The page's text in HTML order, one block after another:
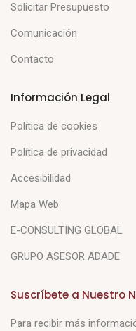
Solicitar Presupuesto
Comunicación
Contacto
Información Legal
Política de cookies
Política de privacidad
Accesibilidad
Mapa Web
E-CONSULTING GLOBAL
GRUPO ASESOR ADADE
Suscríbete a Nuestro
Para recibir más